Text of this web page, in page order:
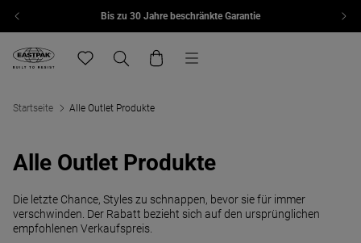
Zum Inhalt springenBis zu 30 Jahre beschränkte Garantie
Eastpak, zur Startseite von eu.eastpak.com
Menü
Startseite Alle Outlet Produkte
Alle Outlet Produkte
Die letzte Chance, Styles zu schnappen, bevor sie für immer
verschwinden. Der Rabatt bezieht sich auf den ursprünglichen
empfohlenen Verkaufspreis.